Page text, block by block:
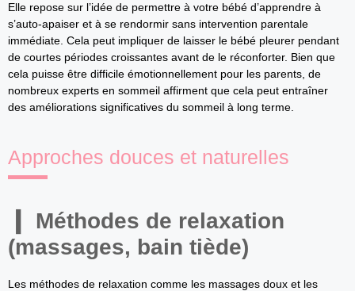
Elle repose sur l’idée de permettre à votre bébé d’apprendre à
s’auto-apaiser et à se rendormir sans intervention parentale
immédiate. Cela peut impliquer de laisser le bébé pleurer pendant
de courtes périodes croissantes avant de le réconforter. Bien que
cela puisse être difficile émotionnellement pour les parents, de
nombreux experts en sommeil affirment que cela peut entraîner
des améliorations significatives du sommeil à long terme.
Approches douces et naturelles
Méthodes de relaxation
(massages, bain tiède)
Les méthodes de relaxation comme les massages doux et les